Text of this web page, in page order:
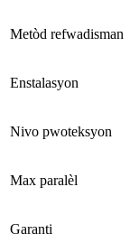
Metòd refwadisman
Enstalasyon
Nivo pwoteksyon
Max paralèl
Garanti